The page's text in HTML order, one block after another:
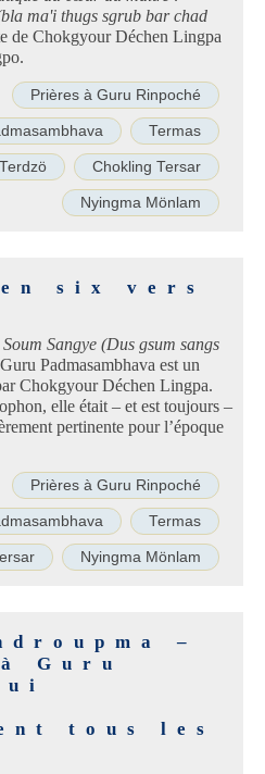
ma'i thugs sgrub bar chad
de Chokgyour Déchen Lingpa
Prières à Guru Rinpoché
Termas
Chokling Tersar
Nyingma Mönlam
six vers
Sangye (Dus gsum sangs
Padmasambhava est un
Chokgyour Déchen Lingpa.
elle était – et est toujours –
pertinente pour l’époque
Prières à Guru Rinpoché
Termas
Nyingma Mönlam
–
Guru
tous les